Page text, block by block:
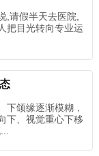
请假半天去医院,
把目光转向专业运
颌缘逐渐模糊，
下、视觉重心下移